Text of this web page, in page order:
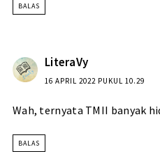
BALAS
LiteraVy
16 APRIL 2022 PUKUL 10.29
Wah, ternyata TMII banyak
BALAS